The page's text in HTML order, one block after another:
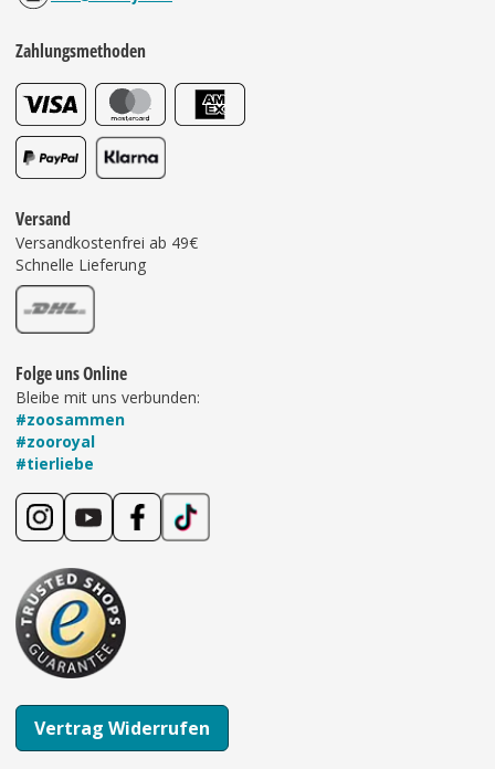
Zahlungsmethoden
Versand
Versandkostenfrei ab 49€
Schnelle Lieferung
Folge uns Online
Bleibe mit uns verbunden:
#zoosammen
#zooroyal
#tierliebe
Vertrag Widerrufen